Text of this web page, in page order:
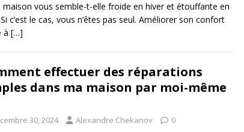
maison vous semble-t-elle froide en hiver et étouffante en
c’est le cas, vous n’êtes pas seul. Améliorer son confort
à […]
effectuer des réparations
dans ma maison par moi-même
30, 2024 Alexandre Chekanov 0